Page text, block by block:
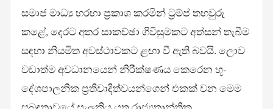
සමාජ මාධ්‍ය හරහා ප්‍රකාශ කරමින් ට්‍රම්ප් තහවුරු
කළේ, දෙරට අතර සාකච්ඡා ගිවිසුමකට අත්සන් තැබීම
සඳහා නියමිත අවස්ථාවකට ළඟා වී ඇති බවයි. ලොව
වඩාත්ම අවධානයෙන් නිරීක්ෂණය කෙරෙන භූ-
දේශපාලනික ප්‍රතිවාදිත්වයන්ගෙන් එකක් වන මෙම